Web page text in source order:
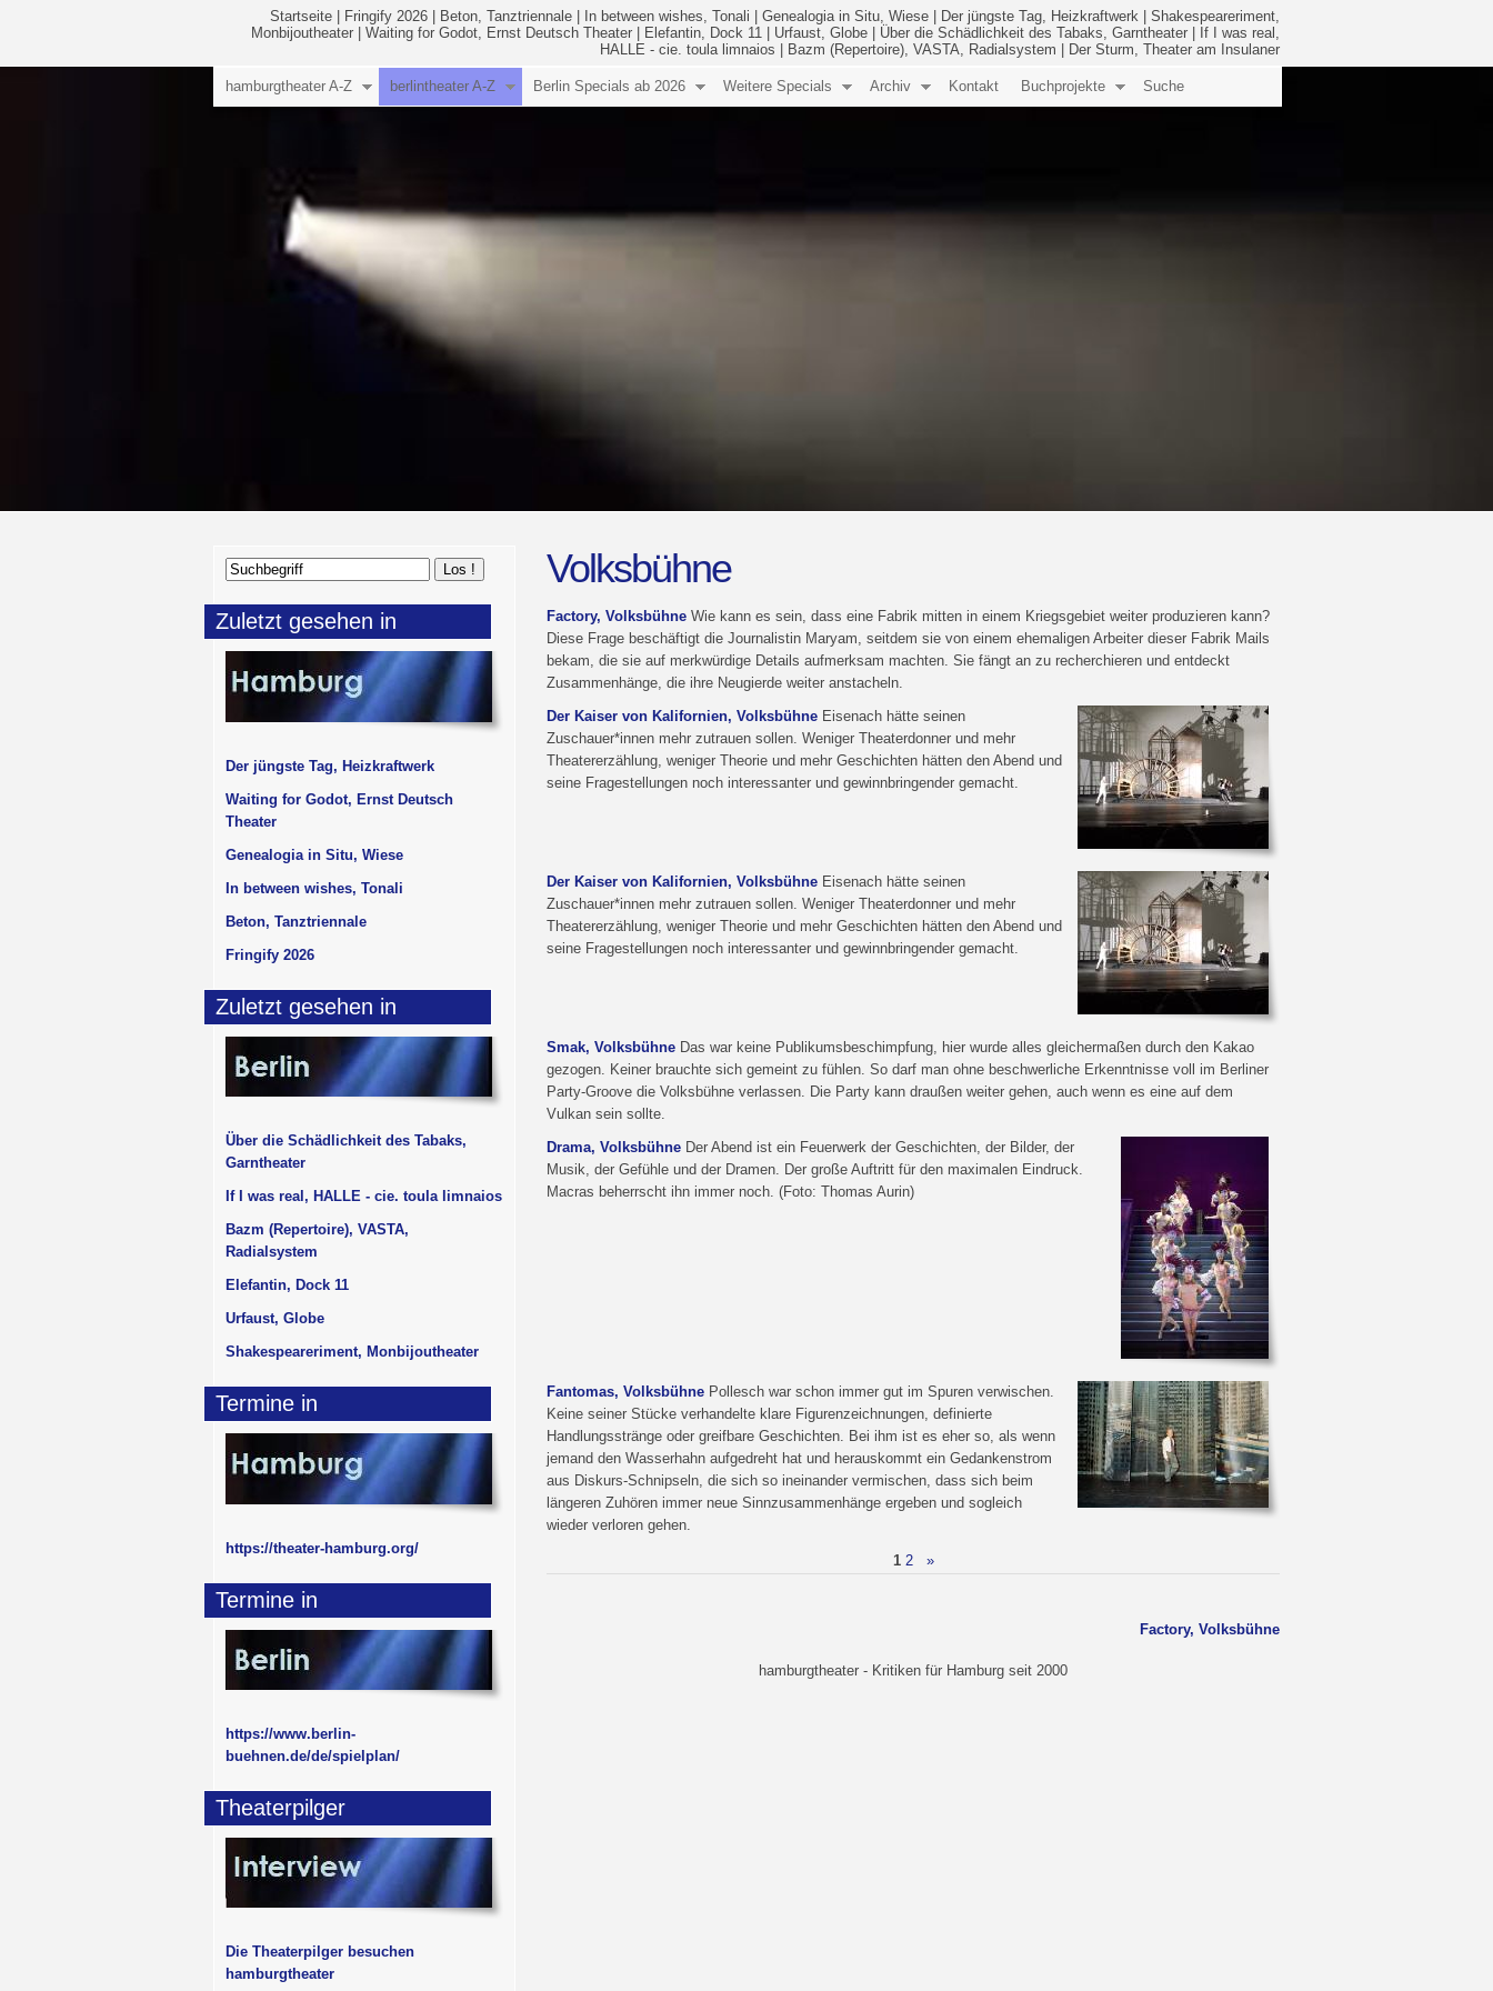
Startseite Fringify 2026 Beton, Tanztriennale In between wishes, Tonali Genealogia in Situ, Wiese Der jüngste Tag, Heizkraftwerk
Shakespeareriment,
Monbijoutheater
Waiting for Godot, Ernst Deutsch Theater Elefantin, Dock 11 Urfaust, Globe Über die Schädlichkeit des Tabaks, Garntheater
If I was real,
HALLE - cie. toula limnaios
Bazm (Repertoire), VASTA, Radialsystem Der Sturm, Theater am Insulaner
hamburgtheater A-Z berlintheater A-Z Berlin Specials ab 2026 Weitere Specials Archiv Kontakt Buchprojekte Suche
Volksbühne
Factory, Volksbühne Wie kann es sein, dass eine Fabrik mitten in einem Kriegsgebiet weiter produzieren kann?
Diese Frage beschäftigt die Journalistin Maryam, seitdem sie von einem ehemaligen Arbeiter dieser Fabrik Mails
bekam, die sie auf merkwürdige Details aufmerksam machten. Sie fängt an zu recherchieren und entdeckt
Zusammenhänge, die ihre Neugierde weiter anstacheln.
Der Kaiser von Kalifornien, Volksbühne Eisenach hätte seinen
Zuschauer*innen mehr zutrauen sollen. Weniger Theaterdonner und mehr
Theatererzählung, weniger Theorie und mehr Geschichten hätten den Abend und
seine Fragestellungen noch interessanter und gewinnbringender gemacht.
Der Kaiser von Kalifornien, Volksbühne Eisenach hätte seinen
Zuschauer*innen mehr zutrauen sollen. Weniger Theaterdonner und mehr
Theatererzählung, weniger Theorie und mehr Geschichten hätten den Abend und
seine Fragestellungen noch interessanter und gewinnbringender gemacht.
Smak, Volksbühne Das war keine Publikumsbeschimpfung, hier wurde alles gleichermaßen durch den Kakao
gezogen. Keiner brauchte sich gemeint zu fühlen. So darf man ohne beschwerliche Erkenntnisse voll im Berliner
Party-Groove die Volksbühne verlassen. Die Party kann draußen weiter gehen, auch wenn es eine auf dem
Vulkan sein sollte.
Drama, Volksbühne Der Abend ist ein Feuerwerk der Geschichten, der Bilder, der
Musik, der Gefühle und der Dramen. Der große Auftritt für den maximalen Eindruck.
Macras beherrscht ihn immer noch. (Foto: Thomas Aurin)
Fantomas, Volksbühne Pollesch war schon immer gut im Spuren verwischen.
Keine seiner Stücke verhandelte klare Figurenzeichnungen, definierte
Handlungsstränge oder greifbare Geschichten. Bei ihm ist es eher so, als wenn
jemand den Wasserhahn aufgedreht hat und herauskommt ein Gedankenstrom
aus Diskurs-Schnipseln, die sich so ineinander vermischen, dass sich beim
längeren Zuhören immer neue Sinnzusammenhänge ergeben und sogleich
wieder verloren gehen.
1 2 »
Factory, Volksbühne
hamburgtheater - Kritiken für Hamburg seit 2000
Zuletzt gesehen in
Der jüngste Tag, Heizkraftwerk
Waiting for Godot, Ernst Deutsch
Theater
Genealogia in Situ, Wiese
In between wishes, Tonali
Beton, Tanztriennale
Fringify 2026
Zuletzt gesehen in
Über die Schädlichkeit des Tabaks,
Garntheater
If I was real, HALLE - cie. toula limnaios
Bazm (Repertoire), VASTA,
Radialsystem
Elefantin, Dock 11
Urfaust, Globe
Shakespeareriment, Monbijoutheater
Termine in
https://theater-hamburg.org/
Termine in
https://www.berlin-
buehnen.de/de/spielplan/
Theaterpilger
Die Theaterpilger besuchen
hamburgtheater